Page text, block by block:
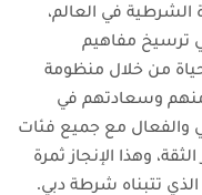
في العالم،
ترسيخ مفاهيم
من خلال منظومة
وسعادتهم في
والفعال مع جميع فئات
وهذا الإنجاز ثمرة
الذي تتبناه شرطة دبي.